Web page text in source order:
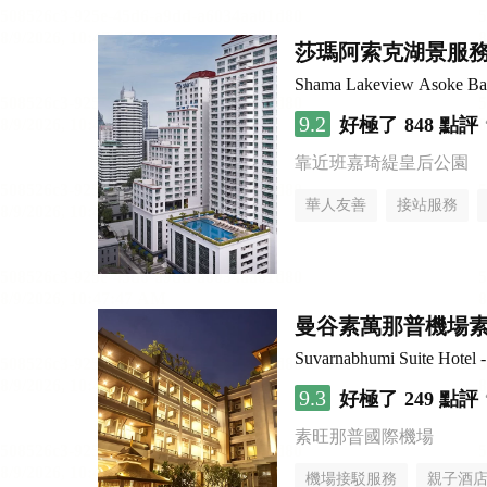
莎瑪阿索克湖景服
Shama Lakeview Asoke
9.2 好極了 848 點評
靠近班嘉琦緹皇后公園
華人友善 接站服務
曼谷素萬那普機場
Suvarnabhumi Suite Hotel
9.3 好極了 249 點評
素旺那普國際機場
機場接駁服務 親子酒店